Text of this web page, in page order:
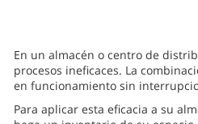
En un almacén o centro de
procesos ineficaces. La
en funcionamiento sin
Para aplicar esta eficacia a su